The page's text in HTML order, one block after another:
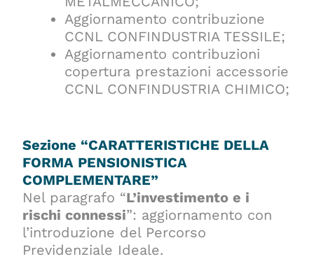
Aggiornamento contribuzione
CCNL CONFINDUSTRIA TESSILE;
Aggiornamento contribuzioni
copertura prestazioni accessorie
CCNL CONFINDUSTRIA CHIMICO;
Sezione “CARATTERISTICHE DELLA
FORMA PENSIONISTICA
COMPLEMENTARE”
Nel paragrafo “L’investimento e i
rischi connessi”: aggiornamento con
l’introduzione del Percorso
Previdenziale Ideale.